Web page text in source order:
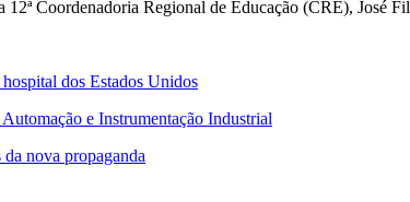
Coordenadoria Regional de Educação (CRE), José
dos Estados Unidos
e Instrumentação Industrial
nova propaganda